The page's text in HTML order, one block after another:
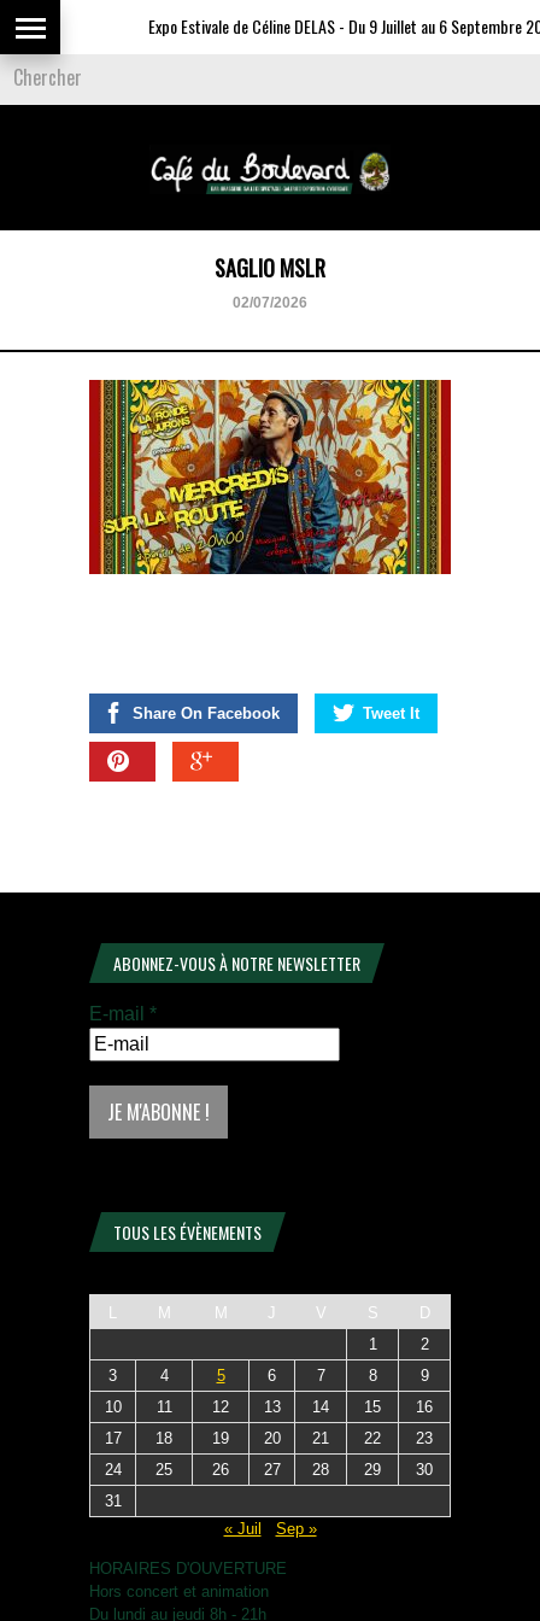
Expo Estivale de Céline DELAS - Du 9 Juillet au 6 Septembre
SAGLIO MSLR
02/07/2026
Share On Facebook Tweet It
ABONNEZ-VOUS À NOTRE NEWSLETTER
E-mail *
TOUS LES ÉVÈNEMENTS
L M M J V S
D
1
2
3
4 5 6 7 8
9
10
11 12 13 14 15
16
17
18 19 20 21 22
23
24
25 26 27 28 29
30
31
« Juil
Sep »
HORAIRES D'OUVERTURE
Hors concert et animation
Du lundi au jeudi 8h - 21h